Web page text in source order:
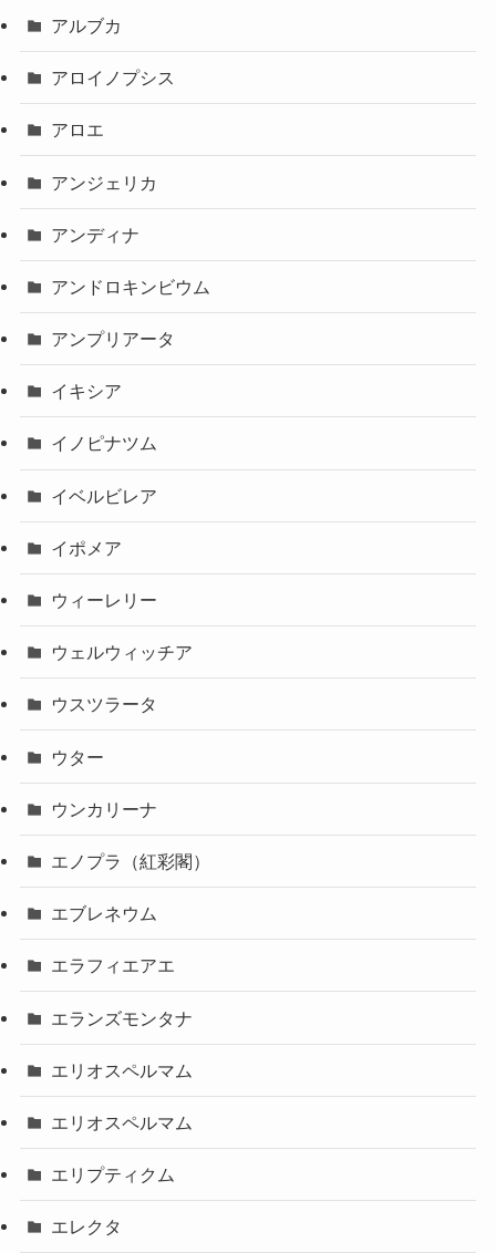
アルブカ
アロイノプシス
アロエ
アンジェリカ
アンディナ
アンドロキンビウム
アンプリアータ
イキシア
イノピナツム
イベルビレア
イポメア
ウィーレリー
ウェルウィッチア
ウスツラータ
ウター
ウンカリーナ
エノプラ（紅彩閣）
エブレネウム
エラフィエアエ
エランズモンタナ
エリオスペルマム
エリオスペルマム
エリプティクム
エレクタ